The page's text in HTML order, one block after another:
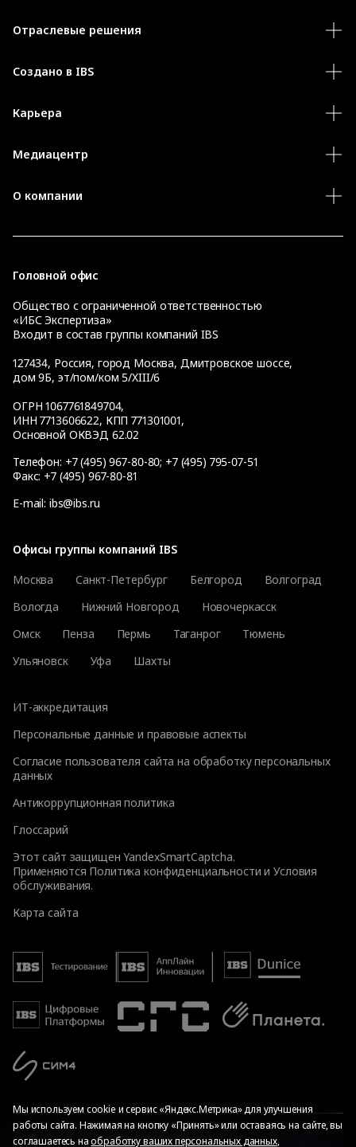
Отраслевые решения
Создано в IBS
Карьера
Медиацентр
О компании
Головной офис
Общество с ограниченной ответственностью
«ИБС Экспертиза»
Входит в состав группы компаний IBS
127434, Россия, город Москва, Дмитровское шоссе,
дом 9Б, эт/пом/ком 5/XIII/6
ОГРН 1067761849704,
ИНН 7713606622, КПП 771301001,
Основной ОКВЭД 62.02
Телефон: +7 (495) 967-80-80; +7 (495) 795-07-51
Факс: +7 (495) 967-80-81
E-mail: ibs@ibs.ru
Офисы группы компаний IBS
Москва
Санкт-Петербург Белгород
Волгоград
Вологда
Нижний Новгород
Новочеркасск
Омск
Пенза Пермь Таганрог
Тюмень
Ульяновск
Уфа Шахты
ИТ-аккредитация
Персональные данные и правовые аспекты
Согласие пользователя сайта на обработку персональных
данных
Антикоррупционная политика
Глоссарий
Этот сайт защищен YandexSmartCaptcha.
Применяются Политика конфиденциальности иУсловия
обслуживания.
Карта сайта
Мы используем cookie и сервис «Яндекс.Метрика» для улучшения
работы сайта. Нажимая на кнопку «Принять» или оставаясь на сайте, вы
соглашаетесь наобработку ваших персональных данных,